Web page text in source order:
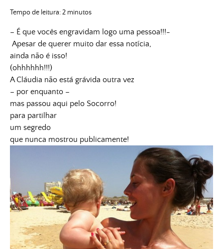
Tempo de leitura:2 minutos
– É que vocês engravidam logo uma pessoa!!!-
Apesar de querer muito dar essa notícia,
ainda não é isso!
(ohhhhhh!!!)
A Cláudia não está grávida outra vez
– por enquanto –
mas passou aqui pelo Socorro!
para partilhar
um segredo
que nunca mostrou publicamente!